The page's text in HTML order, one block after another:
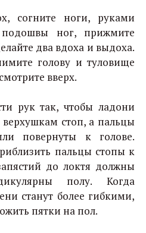
согните ноги, руками
подошвы ног, прижмите
два вдоха и выдоха.
голову и туловище
вверх.
рук так, чтобы ладони
стоп, а пальцы
повернуты к голове.
пальцы стопы к
до локтя должны
полу. Когда
станут более гибкими,
пятки на пол.